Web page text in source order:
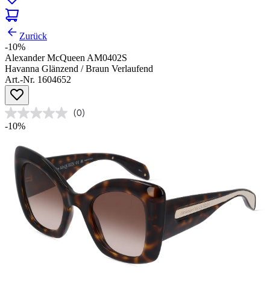
Zurück
-10%
Alexander McQueen AM0402S
Havanna Glänzend / Braun Verlaufend
Art.-Nr. 1604652
(0)
-10%